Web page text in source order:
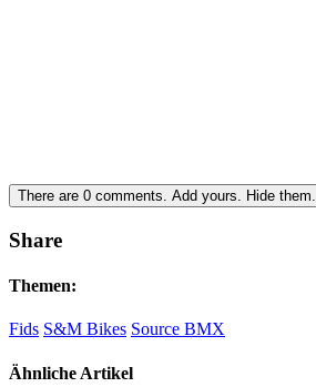
There are 0 comments. Add yours. Hide them.
Share
Themen:
Fids S&M Bikes Source BMX
Ähnliche Artikel